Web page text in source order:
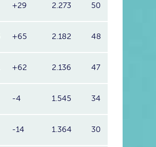
+29 2.273 50
+65 2.182 48
+62 2.136 47
-4 1.545 34
-14 1.364 30